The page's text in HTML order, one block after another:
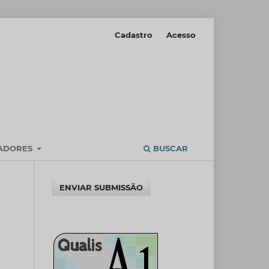
BUSCAR
Cadastro Acesso
ENVIAR SUBMISSÃO